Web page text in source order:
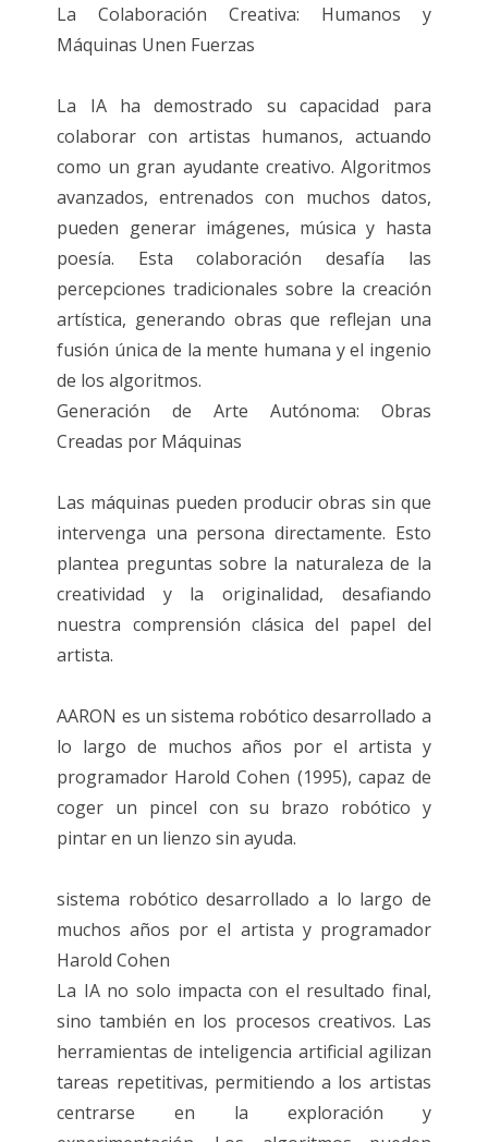
La Colaboración Creativa: Humanos y
Máquinas Unen Fuerzas
La IA ha demostrado su capacidad para
colaborar con artistas humanos, actuando
como un gran ayudante creativo. Algoritmos
avanzados, entrenados con muchos datos,
pueden generar imágenes, música y hasta
poesía. Esta colaboración desafía las
percepciones tradicionales sobre la creación
artística, generando obras que reflejan una
fusión única de la mente humana y el ingenio
de los algoritmos.
Generación de Arte Autónoma: Obras
Creadas por Máquinas
Las máquinas pueden producir obras sin que
intervenga una persona directamente. Esto
plantea preguntas sobre la naturaleza de la
creatividad y la originalidad, desafiando
nuestra comprensión clásica del papel del
artista.
AARON es un sistema robótico desarrollado a
lo largo de muchos años por el artista y
programador Harold Cohen (1995), capaz de
coger un pincel con su brazo robótico y
pintar en un lienzo sin ayuda.
sistema robótico desarrollado a lo largo de
muchos años por el artista y programador
Harold Cohen
La IA no solo impacta con el resultado final,
sino también en los procesos creativos. Las
herramientas de inteligencia artificial agilizan
tareas repetitivas, permitiendo a los artistas
centrarse en la exploración y